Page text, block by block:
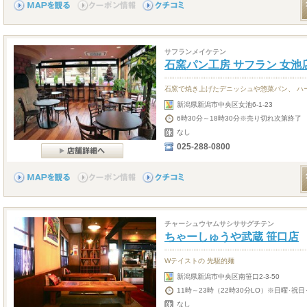
サフランメイケテン
石窯パン工房 サフラン 女池
石窯で焼き上げたデニッシュや惣菜パン、 ハ
新潟県新潟市中央区女池6-1-23
6時30分～18時30分※売り切れ次第終了
なし
025-288-0800
チャーシュウヤムサシササグチテン
ちゃーしゅうや武蔵 笹口店
Wテイストの 先駆的麺
新潟県新潟市中央区南笹口2-3-50
11時～23時（22時30分LO）※日曜･祝
なし